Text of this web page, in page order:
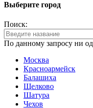
Выберите город
Поиск:
По данному запросу ни
Москва
Красноармейск
Балашиха
Щелково
Шатура
Чехов